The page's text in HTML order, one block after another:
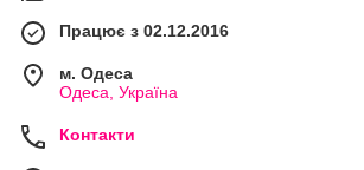
Працює з 02.12.2016
м. Одеса
Одеса, Україна
Контакти